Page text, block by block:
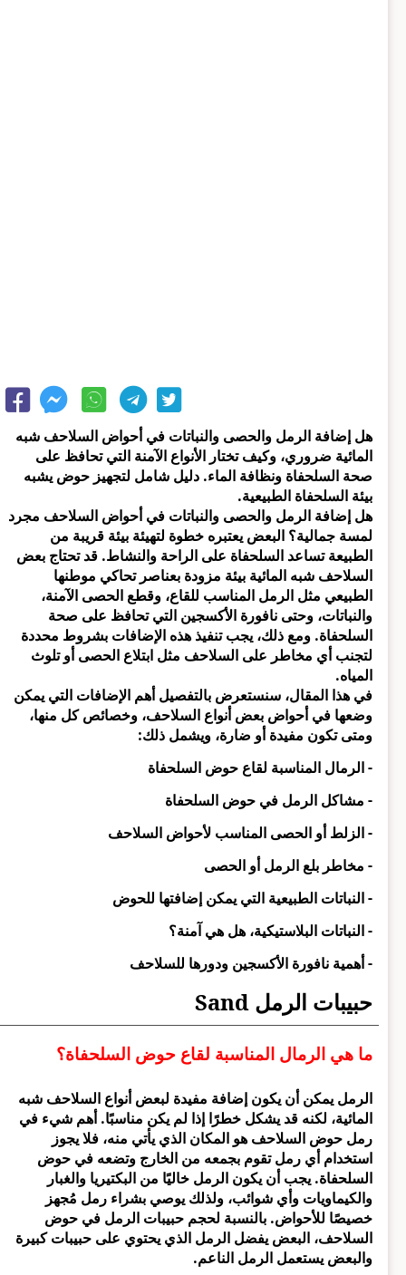
هل إضافة الرمل والحصى والنباتات في أحواض السلاحف شبه
المائية ضروري، وكيف تختار الأنواع الآمنة التي تحافظ على
صحة السلحفاة ونظافة الماء. دليل شامل لتجهيز حوض يشبه
بيئة السلحفاة الطبيعية.
هل إضافة الرمل والحصى والنباتات في أحواض السلاحف مجرد
لمسة جمالية؟ البعض يعتبره خطوة لتهيئة بيئة قريبة من
الطبيعة تساعد السلحفاة على الراحة والنشاط. قد تحتاج بعض
السلاحف شبه المائية بيئة مزودة بعناصر تحاكي موطنها
الطبيعي مثل الرمل المناسب للقاع، وقطع الحصى الآمنة،
والنباتات، وحتى نافورة الأكسجين التي تحافظ على صحة
السلحفاة. ومع ذلك، يجب تنفيذ هذه الإضافات بشروط محددة
لتجنب أي مخاطر على السلاحف مثل ابتلاع الحصى أو تلوث
المياه.
في هذا المقال، سنستعرض بالتفصيل أهم الإضافات التي يمكن
وضعها في أحواض بعض أنواع السلاحف، وخصائص كل منها،
ومتى تكون مفيدة أو ضارة، ويشمل ذلك:
- الرمال المناسبة لقاع حوض السلحفاة
- مشاكل الرمل في حوض السلحفاة
- الزلط أو الحصى المناسب لأحواض السلاحف
- مخاطر بلع الرمل أو الحصى
- النباتات الطبيعية التي يمكن إضافتها للحوض
- النباتات البلاستيكية، هل هي آمنة؟
- أهمية نافورة الأكسجين ودورها للسلاحف
حبيبات الرمل Sand
ما هي الرمال المناسبة لقاع حوض السلحفاة؟
الرمل يمكن أن يكون إضافة مفيدة لبعض أنواع السلاحف شبه
المائية، لكنه قد يشكل خطرًا إذا لم يكن مناسبًا. أهم شيء في
رمل حوض السلاحف هو المكان الذي يأتي منه، فلا يجوز
استخدام أي رمل تقوم بجمعه من الخارج وتضعه في حوض
السلحفاة. يجب أن يكون الرمل خاليًا من البكتيريا والغبار
والكيماويات وأي شوائب، ولذلك يوصي بشراء رمل مُجهز
خصيصًا للأحواض. بالنسبة لحجم حبيبات الرمل في حوض
السلاحف، البعض يفضل الرمل الذي يحتوي على حبيبات كبيرة
والبعض يستعمل الرمل الناعم.